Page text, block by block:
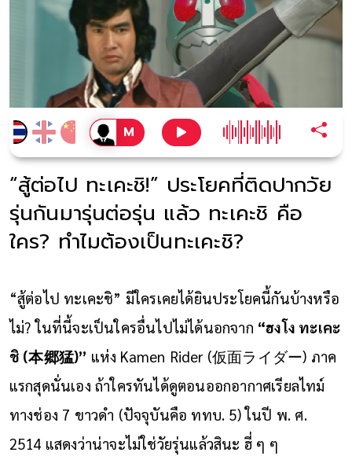
“สู้ต่อไป ทะเคะชิ!” ประโยคที่ติดปากวัย
รุ่นกันมารุ่นต่อรุ่น แล้ว ทะเคะชิ คือ
ใคร? ทำไมต้องเป็นทะเคะชิ?
“สู้ต่อไป ทะเคะชิ” มีใครเคยได้ยินประโยคนี้กันบ้างหรือ
ไม่? ในที่นี้จะเป็นใครอื่นไปไม่ได้นอกจาก “ฮงโง ทะเคะ
ชิ (本郷猛)” แห่ง Kamen Rider (仮面ライダー) ภาค
แรกสุดนั่นเอง ถ้าใครทันได้ดูตอนออกอากาศเรียลไทม์
ทางช่อง 7 ขาวดำ (ปัจจุบันคือ ททบ. 5) ในปี พ. ศ.
2514 แสดงว่าน่าจะไม่ใช่วัยรุ่นแล้วสินะ ฮี่ ๆ ๆ